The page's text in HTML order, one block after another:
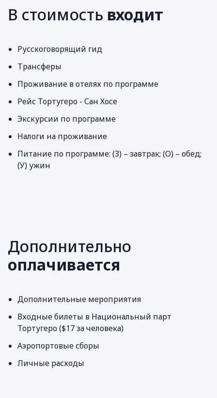
В стоимость входит
Русскоговорящий гид
Трансферы
Проживание в отелях по программе
Рейс Тортугеро - Сан Хосе
Экскурсии по программе
Налоги на проживание
Питание по программе: (З) – завтрак; (О) – обед;
(У) ужин
Дополнительно
оплачивается
Дополнительные мероприятия
Входные билеты в Национальный парт
Тортугеро ($17 за человека)
Аэропортовые сборы
Личные расходы